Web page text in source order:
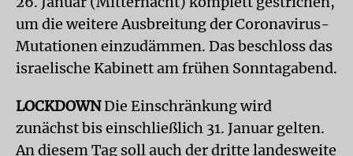
um die weitere Ausbreitung der Coronavirus-
Mutationen einzudämmen. Das beschloss das
israelische Kabinett am frühen Sonntagabend.
LOCKDOWNDie Einschränkung wird
zunächst bis einschließlich 31. Januar gelten.
An diesem Tag soll auch der dritte landesweite